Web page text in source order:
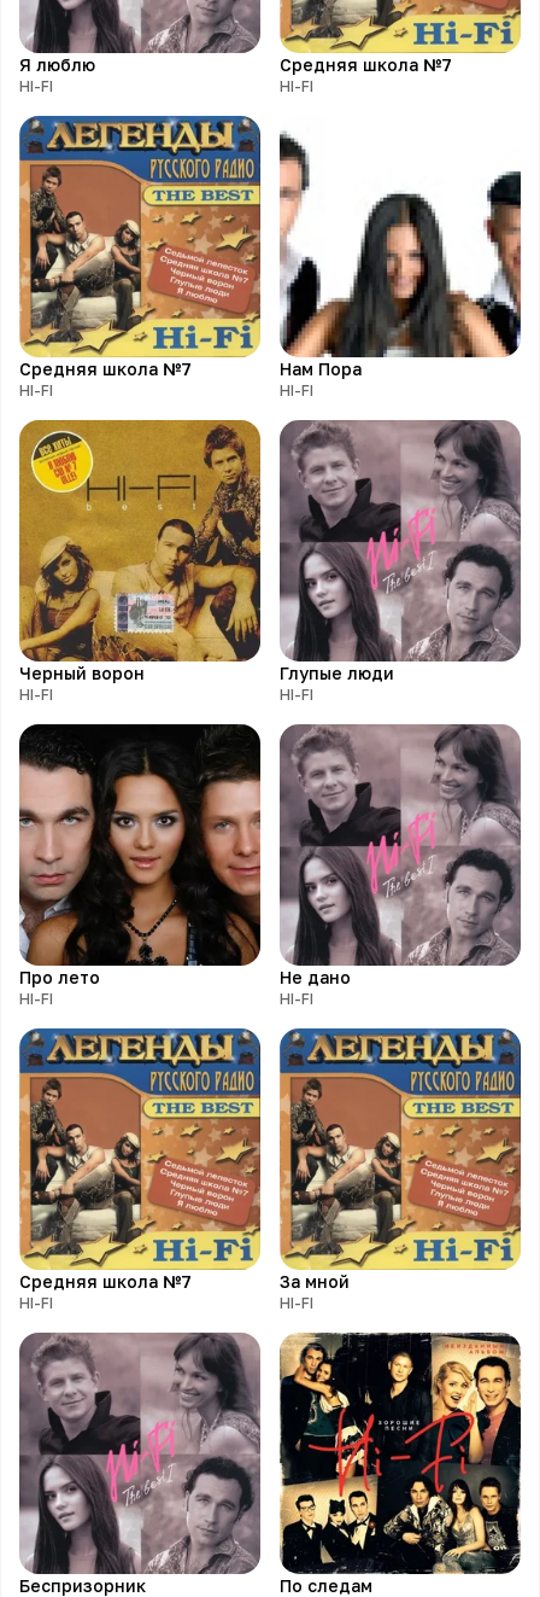
Я люблю
HI-FI
Средняя школа №7
HI-FI
Средняя школа №7
HI-FI
Нам Пора
HI-FI
Черный ворон
HI-FI
Глупые люди
HI-FI
Про лето
HI-FI
Не дано
HI-FI
Средняя школа №7
HI-FI
За мной
HI-FI
Беспризорник По следам